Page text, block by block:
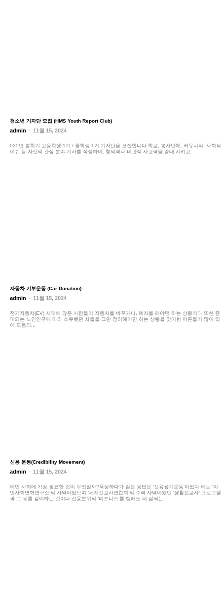
청소년 기자단 모집 (HMS Youth Report Club)
admin - 11월 15, 2024
025년 봄학기 고등학생 1기 / 중학생 1기 기자단을 모집합니다.학교, 봉사단체, 커뮤니티, 사회적
이슈 등 자신의 관심 분야 기사를 작성하여, 창의력과 비판적 사고력을 증대 시키고,...
자동차 기부운동 (Car Donation)
admin - 11월 15, 2024
전기자동차(EV) 시대에 많은 사람들이 자동차를 바꾸거나, 폐차를 해야만 하는 상황이다.또한 증
대되는 노인인구에 따라 소유했던 차들을 그만 정리해야만 하는 상황을 맞이한 어른들이 많이 있
어 도움의...
신용 운동(Credibility Movement)
admin - 11월 15, 2024
이민 사회에 가장 필요한 것이 무엇일까?묵상하다가 받은 응답은 ‘신용쌓기운동’이었다.이는 ‘이
민사회변화연구소’의 사역이었으며 ‘세계선교사연합회’의 주력 사역이었던 ‘생활선교사’ 프로그램
과 그 궤를 같이하는 것이다.신용본위의 ‘비즈니스’를 행해도 더 잘되는...